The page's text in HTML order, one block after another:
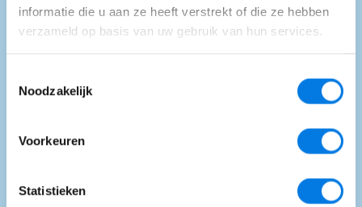
informatie die u aan ze heeft verstrekt of die ze hebben
verzameld op basis van uw gebruik van hun services.
Noodzakelijk
Voorkeuren
Statistieken
Bekijk alle nieuwsberichten